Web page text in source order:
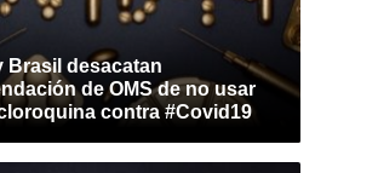
Brasil desacatan
de OMS de no usar
contra #Covid19